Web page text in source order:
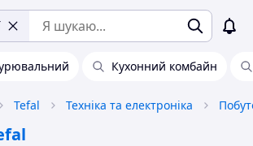
Кухонний комбайн
Tefal Техніка та електроніка